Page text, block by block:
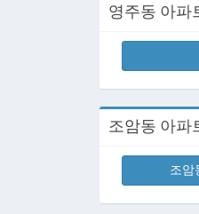
영주동 아파
조암동 아파
조암